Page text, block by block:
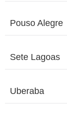
Pouso Alegre
Sete Lagoas
Uberaba